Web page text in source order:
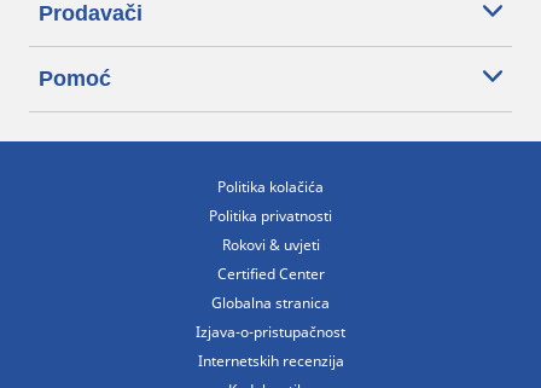
Prodavači
Pomoć
Politika kolačića
Politika privatnosti
Rokovi & uvjeti
Certified Center
Globalna stranica
Izjava-o-pristupačnost
Internetskih recenzija